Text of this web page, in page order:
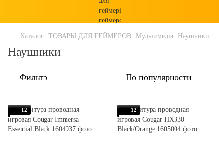
Каталог ТОВАРЫ ДЛЯ ГЕЙМЕРОВ Мультимедіа Наушники
Наушники
Фильтр По популярности
12 12